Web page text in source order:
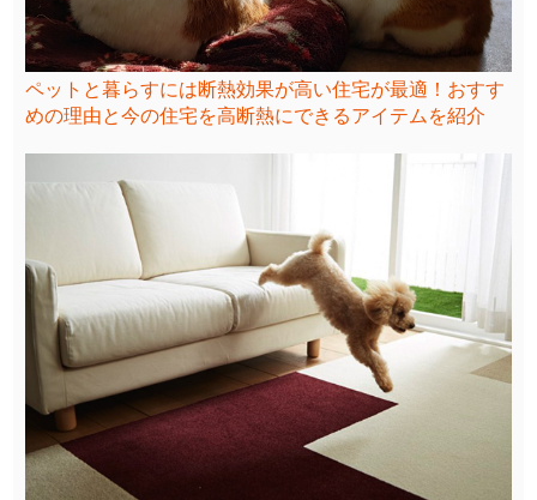
ペットと暮らすには断熱効果が高い住宅が最適！おすす
めの理由と今の住宅を高断熱にできるアイテムを紹介